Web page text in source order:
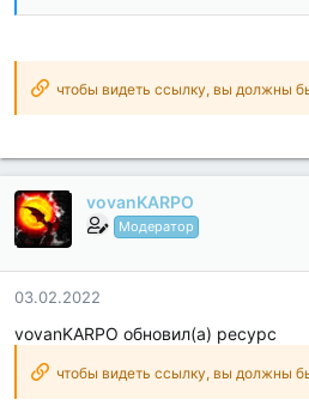
чтобы видеть ссылку, вы должны
vovanKARPO
Модератор
03.02.2022
vovanKARPO обновил(а) ресурс
чтобы видеть ссылку, вы должны